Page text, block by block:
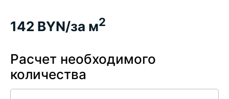
142 BYN/за м2
Расчет необходимого
количества